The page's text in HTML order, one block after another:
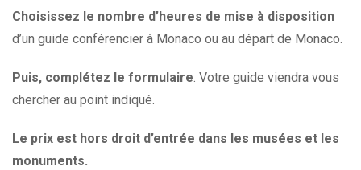
Choisissez le nombre d’heures de mise à disposition
d’un guide conférencier à Monaco ou au départ de Monaco.
Puis, complétez le formulaire. Votre guide viendra vous
chercher au point indiqué.
Le prix est hors droit d’entrée dans les musées et les
monuments.